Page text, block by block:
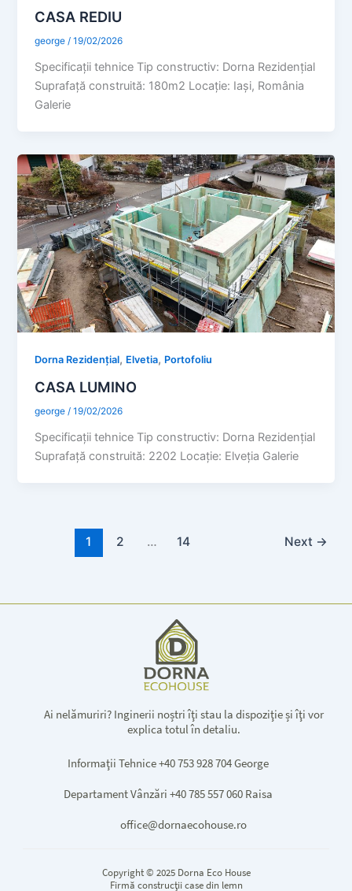
CASA REDIU
george/19/02/2026
Specificaţii tehnice Tip constructiv: Dorna Rezidențial
Suprafaţă construită: 180m2 Locație: Iași, România
Galerie
Dorna Rezidențial, Elvetia, Portofoliu
CASA LUMINO
george/19/02/2026
Specificaţii tehnice Tip constructiv: Dorna Rezidențial
Suprafaţă construită: 2202 Locație: Elveția Galerie
1 2 … 14 Next →
Ai nelămuriri? Inginerii noștri îţi stau la dispoziţie și îţi vor
explica totul în detaliu.
Informaţii Tehnice +40 753 928 704 George
Departament Vânzări +40 785 557 060 Raisa
office@dornaecohouse.ro
Copyright © 2025 Dorna Eco House
Firmă construcţii case din lemn